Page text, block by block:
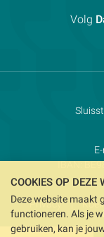
Adres:
IBAN:
Privacy
Volg
COOKIES OP DEZE
Deze website maakt
functioneren. Als je
gebruiken, kan je